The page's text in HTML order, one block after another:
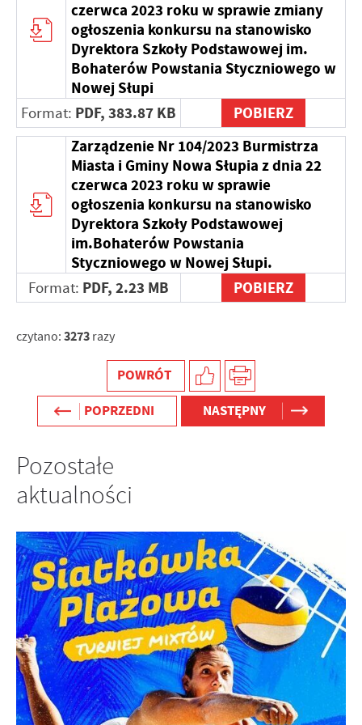
czerwca 2023 roku w sprawie zmiany
ogłoszenia konkursu na stanowisko
Dyrektora Szkoły Podstawowej im.
Bohaterów Powstania Styczniowego w
Nowej Słupi
Format: PDF, 383.87 KB
POBIERZ
Zarządzenie Nr 104/2023 Burmistrza
Miasta i Gminy Nowa Słupia z dnia 22
czerwca 2023 roku w sprawie
ogłoszenia konkursu na stanowisko
Dyrektora Szkoły Podstawowej
im.Bohaterów Powstania
Styczniowego w Nowej Słupi.
Format: PDF, 2.23 MB POBIERZ
czytano: 3273 razy
POWRÓT
POPRZEDNI
NASTĘPNY
Pozostałe
aktualności
internetowej. Treści promocyjne mogą pojawić się na
stronach podmiotów trzecich lub firm będących naszymi
partnerami oraz innych dostawców usług. Firmy te działają
w charakterze pośredników prezentujących nasze treści w
postaci wiadomości, ofert, komunikatów mediów
społecznościowych.